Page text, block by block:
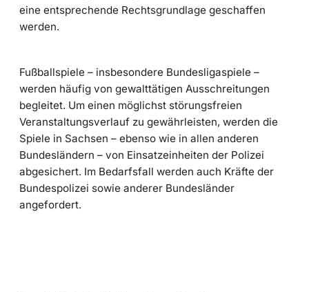
eine entsprechende Rechtsgrundlage geschaffen
werden.
Fußballspiele – insbesondere Bundesligaspiele –
werden häufig von gewalttätigen Ausschreitungen
begleitet. Um einen möglichst störungsfreien
Veranstaltungsverlauf zu gewährleisten, werden die
Spiele in Sachsen – ebenso wie in allen anderen
Bundesländern – von Einsatzeinheiten der Polizei
abgesichert. Im Bedarfsfall werden auch Kräfte der
Bundespolizei sowie anderer Bundesländer
angefordert.